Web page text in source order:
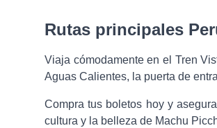
Rutas principales
Viaja cómodamente en el Tren
Aguas Calientes, la puerta de
Compra tus boletos hoy y
cultura y la belleza de Machu